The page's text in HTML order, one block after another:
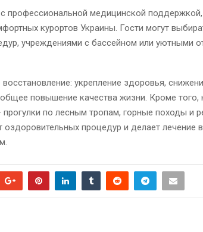
профессиональной медицинской
курортов Украины. Гости могут
учреждениями с бассейном или уютными
укрепление здоровья,
повышение качества жизни. Кроме того,
по лесным тропам, горные походы и
процедур и делает лечение